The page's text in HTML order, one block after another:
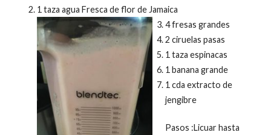
1 taza agua Fresca de flor de Jamaica
4 fresas grandes
2 ciruelas pasas
1 taza espinacas
1 banana grande
1 cda extracto de
jengibre
Pasos :Licuar hasta